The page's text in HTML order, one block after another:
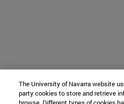
The University of Navarra website
party cookies to store and retrieve